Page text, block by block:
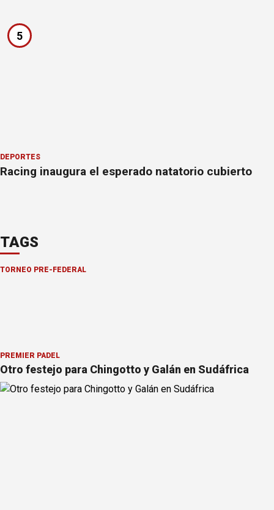
5
DEPORTES
Racing inaugura el esperado natatorio cubierto
TAGS
TORNEO PRE-FEDERAL
PREMIER PÁDEL
Otro festejo para Chingotto y Galán en Sudáfrica